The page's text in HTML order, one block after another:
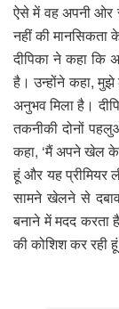
ऐसे में वह अपनी ओर
नहीं की मानसिकता
दीपिका ने कहा कि
है। उन्होंने कहा,
अनुभव मिला है।
तकनीकी दोनों
कहा, ‘मैं अपने खेल
हूं और यह प्रीमियर
सामने खेलने से
बनाने में मदद करता
की कोशिश कर रही